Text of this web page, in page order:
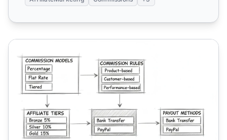
Cómo configurar estructuras de comisiones